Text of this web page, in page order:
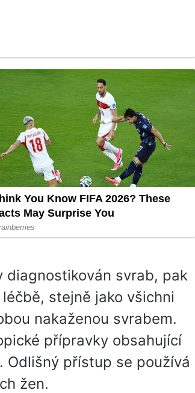
diagnostikován svrab, pak
stejně jako všichni
nakaženou svrabem.
přípravky obsahující
přístup se používá
žen.